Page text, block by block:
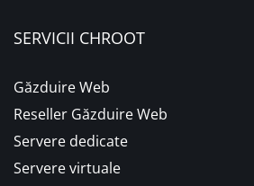
SERVICII CHROOT
Găzduire Web
Reseller Găzduire Web
Servere dedicate
Servere virtuale